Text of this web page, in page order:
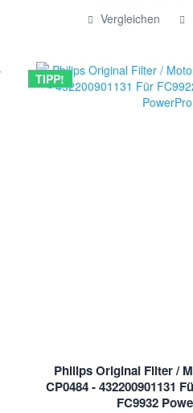
Vergleichen
TIPP!
Philips Original Filter /
CP0484 - 432200901131
FC9932